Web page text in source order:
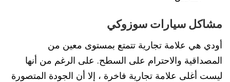
مشاكل سيارات سوزوكي
أودي هي علامة تجارية تتمتع بمستوى معين من
المصداقية والاحترام على السطح. على الرغم من أنها
ليست أغلى علامة تجارية فاخرة ، إلا أن الجودة المتصورة